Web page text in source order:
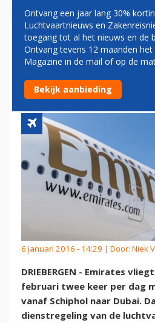
EMIRATES AL
FEBRUARI
MET A380 VANAF
6 januari 2016 - 14:29 | Door: Niek
DRIEBERGEN - Emirates
februari twee keer per dag
vanaf Schiphol naar Dubai.
dienstregeling van de
Ontvang een jaar lang 30%
Luchtvaartnieuws en
toegang tot al het nieuws en de
Ontvang tevens 12 maanden
Magazine in de mail of op de
Bekijk aanbieding